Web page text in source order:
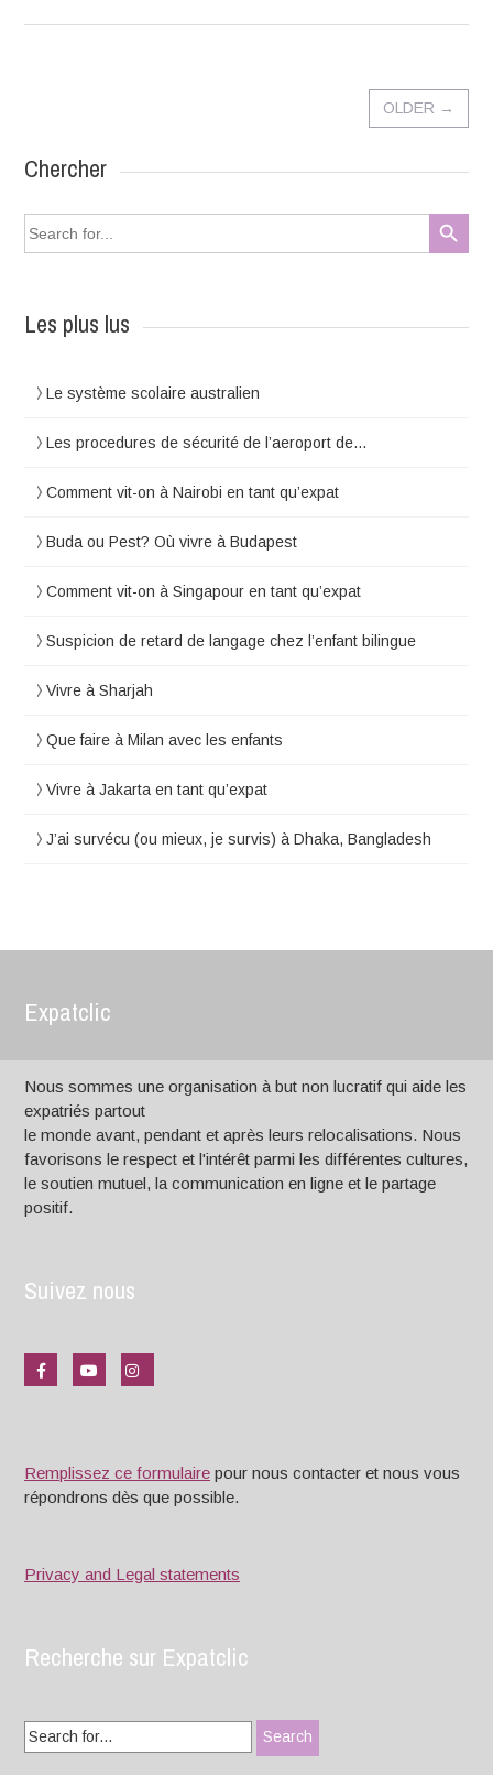
OLDER →
Chercher
Search
for:
Search Button
Les plus lus
Le système scolaire australien
Les procedures de sécurité de l’aeroport de…
Comment vit-on à Nairobi en tant qu’expat
Buda ou Pest? Où vivre à Budapest
Comment vit-on à Singapour en tant qu’expat
Suspicion de retard de langage chez l’enfant bilingue
Vivre à Sharjah
Que faire à Milan avec les enfants
Vivre à Jakarta en tant qu’expat
J’ai survécu (ou mieux, je survis) à Dhaka, Bangladesh
Expatclic
Nous sommes une organisation à but non lucratif qui aide les
expatriés partout
le monde avant, pendant et après leurs relocalisations. Nous
favorisons le respect et l'intérêt parmi les différentes cultures,
le soutien mutuel, la communication en ligne et le partage
positif.
Suivez nous
Remplissez ce formulaire pour nous contacter et nous vous
répondrons dès que possible.
Privacy and Legal statements
Recherche sur Expatclic
Search
for: